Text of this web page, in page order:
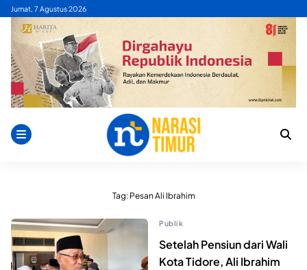
Skip
content
Jumat, 7 Agustus 2026
Tag: Pesan Ali Ibrahim
Publik
Setelah Pensiun dari Wali
Kota Tidore, Ali Ibrahim